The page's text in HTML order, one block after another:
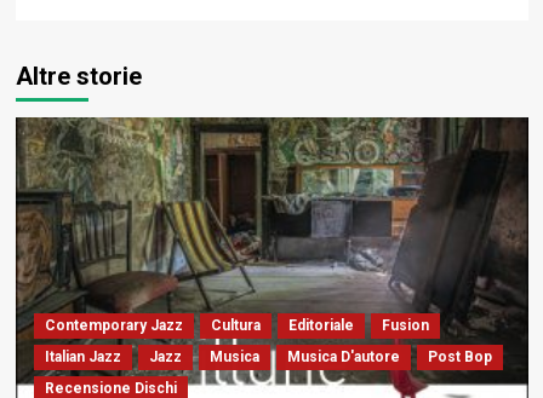
Altre storie
Contemporary Jazz Cultura Editoriale
Fusion
Italian Jazz
Jazz Musica Musica D'autore
Post Bop
Recensione Dischi